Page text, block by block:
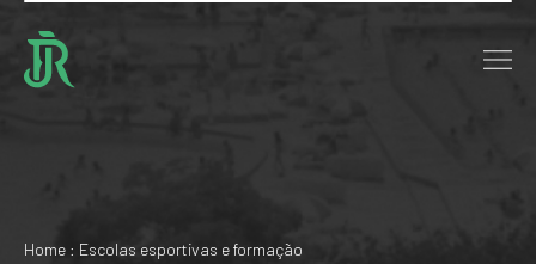
Home : Escolas esportivas e formação